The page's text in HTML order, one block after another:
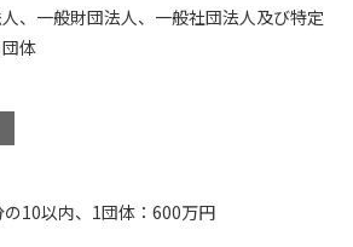
、一般財団法人、一般社団法人及び特定
体
の10以内、1団体：600万円